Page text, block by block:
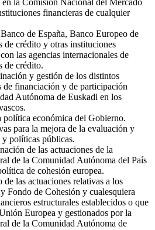
en la Comisión Nacional del Mercado
financieras de cualquier
de España, Banco Europeo de
de crédito y otras instituciones
las agencias internacionales de
de crédito.
y gestión de los distintos
de financiación y de participación
Autónoma de Euskadi en los
económica del Gobierno.
para la mejora de la evaluación y
y políticas públicas.
de las actuaciones de la
de la Comunidad Autónoma del País
de cohesión europea.
las actuaciones relativas a los
Fondo de Cohesión y cualesquiera
estructurales establecidos o que
Europea y gestionados por la
de la Comunidad Autónoma de